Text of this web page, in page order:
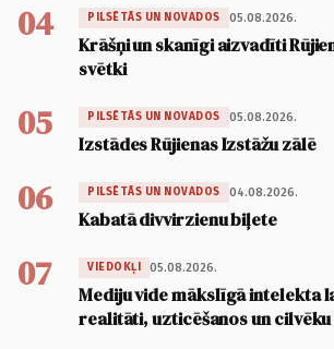
04 PILSĒTĀS UN NOVADOS 05.08.2026.
Krāšņi un skanīgi aizvadīti
svētki
05 PILSĒTĀS UN NOVADOS 05.08.2026.
Izstādes Rūjienas Izstāžu zālē
06 PILSĒTĀS UN NOVADOS 04.08.2026.
Kabatā divvirzienu biļete
07 VIEDOKĻI 05.08.2026.
Mediju vide mākslīgā intelekta
realitāti, uzticēšanos un